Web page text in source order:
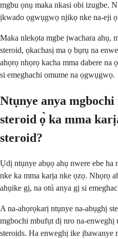
mgbu ọnụ maka nkasi obi izugbe.
ịkwado ọgwụgwọ njikọ nke na-eji
Maka nlekọta mgbe ịwachara ahụ,
steroid, ọkachasị ma ọ bụrụ na
ahọrọ nhọrọ kacha mma dabere
si emeghachi omume na ọgwụgwọ.
Ntụnye anya
steroid ọ̀ ka mma
steroid?
Ụdị ntụnye abụọ ahụ nwere ebe ha
nke ka mma karịa nke ọzọ. Nhọrọ
ahụike gị, na otú anya gị si
A na-ahọrọkarị ntụnye na-abụghị
mgbochi mbufụt dị nro na-enweghị
steroids. Ha enweghị ike ịbawanye